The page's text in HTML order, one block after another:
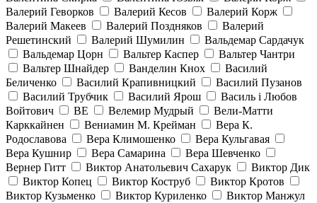
Валерий Геворков
Валерий Кесов
Валерий Корж
Валерий Макеев
Валерий Поздняков
Валерий
Решетинский
Валерий Шумилин
Вальдемар Сардачук
Вальдемар Цорн
Вальтер Каспер
Вальтер Чантри
Вальтер Шнайдер
Ванделин Кнох
Василий
Беличенко
Василий Крапивницкий
Василий Пузанов
Василий Трубчик
Василий Ярош
Василь і Любов
Войтович
ВЕ Велемир Мудрый
Вели-Матти
Карккайнен
Вениамин М. Крейман
Вера К.
Родославова
Вера Климошенко
Вера Кульгавая
Вера Кушнир
Вера Самарина
Вера Шевченко
Вернер Гитт
Виктор Анатольевич Сахарук
Виктор Дик
Виктор Копец
Виктор Коструб
Виктор Кротов
Виктор Кузьменко
Виктор Куриленко
Виктор Манжул